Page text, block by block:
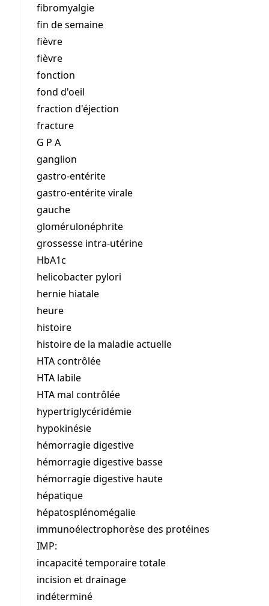
fibromyalgie
fin de semaine
fièvre
fièvre
fonction
fond d'oeil
fraction d'éjection
fracture
G P A
ganglion
gastro-entérite
gastro-entérite virale
gauche
glomérulonéphrite
grossesse intra-utérine
HbA1c
helicobacter pylori
hernie hiatale
heure
histoire
histoire de la maladie actuelle
HTA contrôlée
HTA labile
HTA mal contrôlée
hypertriglycéridémie
hypokinésie
hémorragie digestive
hémorragie digestive basse
hémorragie digestive haute
hépatique
hépatosplénomégalie
immunoélectrophorèse des protéines
IMP:
incapacité temporaire totale
incision et drainage
indéterminé